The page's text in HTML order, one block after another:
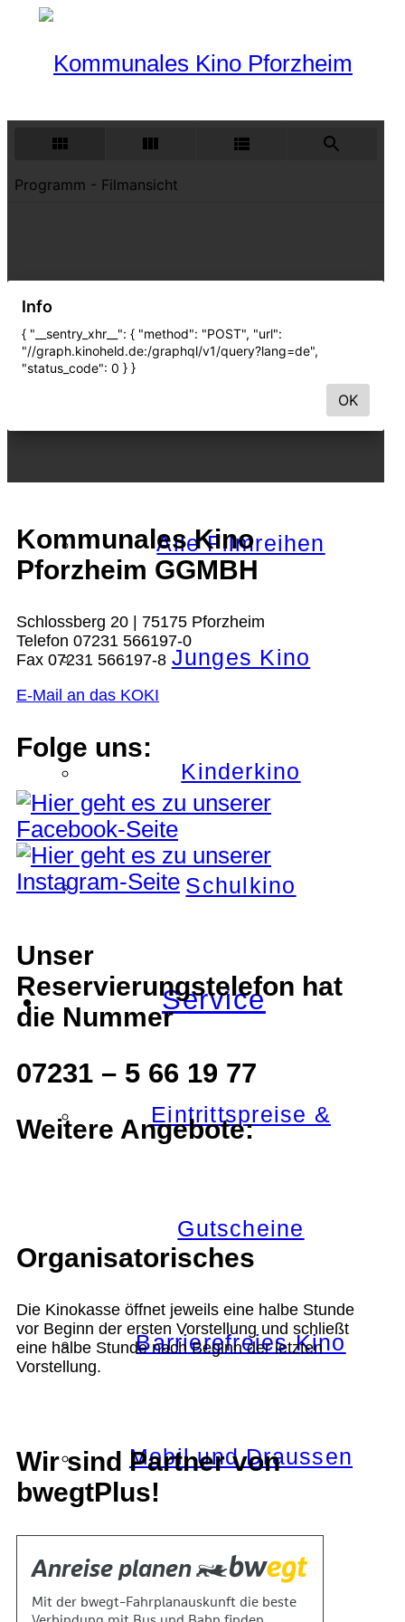
Programm
Nächster Monat
Alle Filmreihen
Junges Kino
Kinderkino
Schulkino
Service
Eintrittspreise &
Gutscheine
Barrierefreies Kino
Mobil und Draussen
KOKI+
Kommunales Kino
Pforzheim GGMBH
Schlossberg 20 | 75175 Pforzheim
Telefon 07231 566197-0
Fax 07231 566197-8
E-Mail an das KOKI
Folge uns:
Unser
Reservierungstelefon hat
die Nummer
07231 – 5 66 19 77
Weitere Angebote:
Organisatorisches
Die Kinokasse öffnet jeweils eine halbe Stunde
vor Beginn der ersten Vorstellung und schließt
eine halbe Stunde nach Beginn der letzten
Vorstellung.
Wir sind Partner von
bwegtPlus!